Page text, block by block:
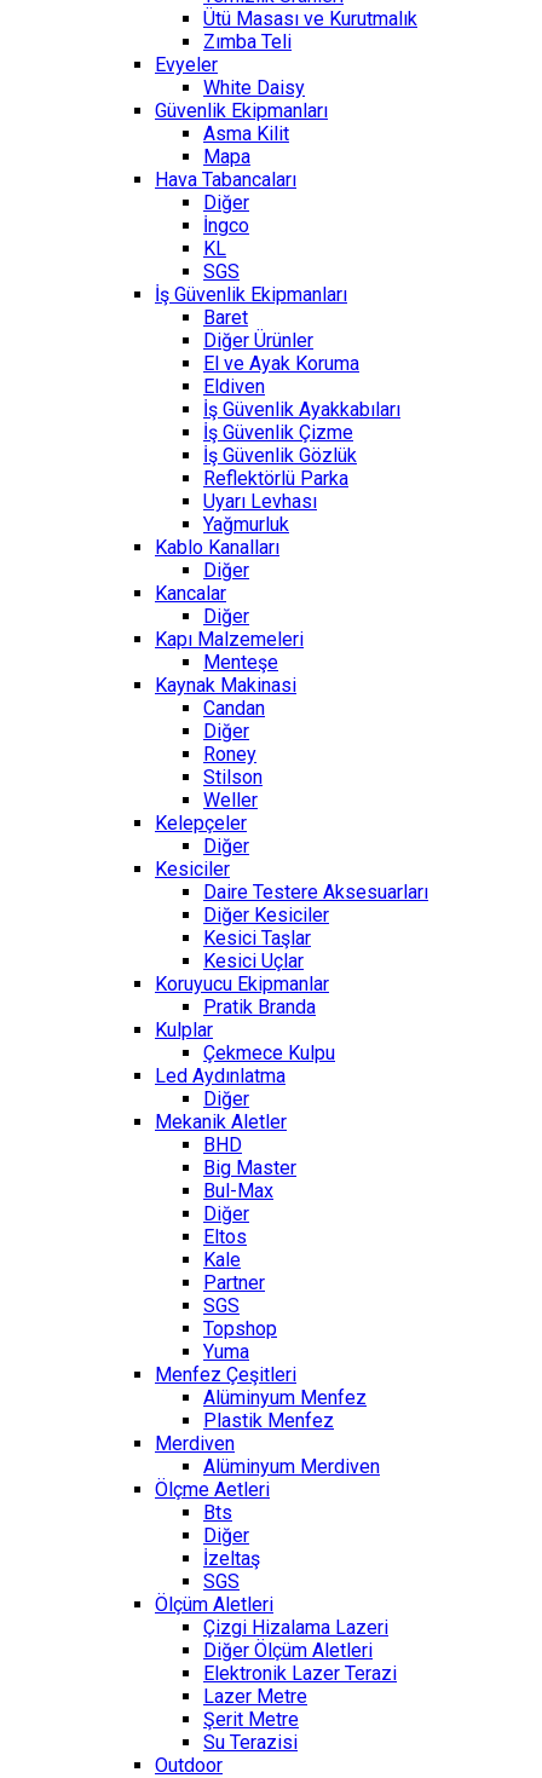
Ütü Masası ve Kurutmalık
Zımba Teli
Evyeler
White Daisy
Güvenlik Ekipmanları
Asma Kilit
Mapa
Hava Tabancaları
Diğer
İngco
KL
SGS
İş Güvenlik Ekipmanları
Baret
Diğer Ürünler
El ve Ayak Koruma
Eldiven
İş Güvenlik Ayakkabıları
İş Güvenlik Çizme
İş Güvenlik Gözlük
Reflektörlü Parka
Uyarı Levhası
Yağmurluk
Kablo Kanalları
Diğer
Kancalar
Diğer
Kapı Malzemeleri
Menteşe
Kaynak Makinasi
Candan
Diğer
Roney
Stilson
Weller
Kelepçeler
Diğer
Kesiciler
Daire Testere Aksesuarları
Diğer Kesiciler
Kesici Taşlar
Kesici Uçlar
Koruyucu Ekipmanlar
Pratik Branda
Kulplar
Çekmece Kulpu
Led Aydınlatma
Diğer
Mekanik Aletler
BHD
Big Master
Bul-Max
Diğer
Eltos
Kale
Partner
SGS
Topshop
Yuma
Menfez Çeşitleri
Alüminyum Menfez
Plastik Menfez
Merdiven
Alüminyum Merdiven
Ölçme Aetleri
Bts
Diğer
İzeltaş
SGS
Ölçüm Aletleri
Çizgi Hizalama Lazeri
Diğer Ölçüm Aletleri
Elektronik Lazer Terazi
Lazer Metre
Şerit Metre
Su Terazisi
Outdoor